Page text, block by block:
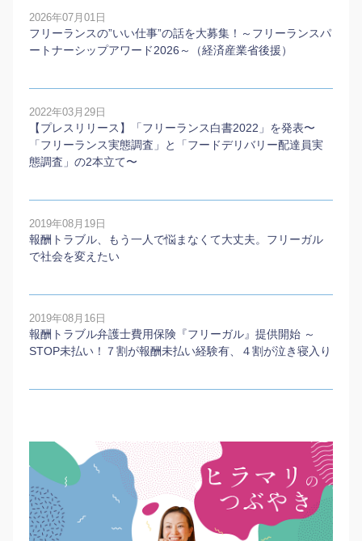
2026年07月01日
フリーランスの”いい仕事”の話を大募集！～フリーランスパ
ートナーシップアワード2026～（経済産業省後援）
2022年03月29日
【プレスリリース】「フリーランス白書2022」を発表〜
「フリーランス実態調査」と「フードデリバリー配達員実
態調査」の2本⽴て〜
2019年08月19日
報酬トラブル、もう一人で悩まなくて大丈夫。フリーガル
で社会を変えたい
2019年08月16日
報酬トラブル弁護士費用保険『フリーガル』提供開始 ～
STOP未払い！７割が報酬未払い経験有、４割が泣き寝入り